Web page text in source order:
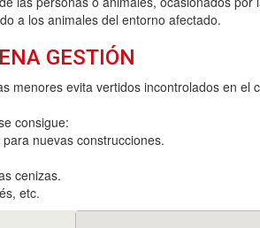
a los animales del entorno afectado.
GESTIÓN
menores evita vertidos incontrolados en
consigue:
nuevas construcciones.
cenizas.
etc.